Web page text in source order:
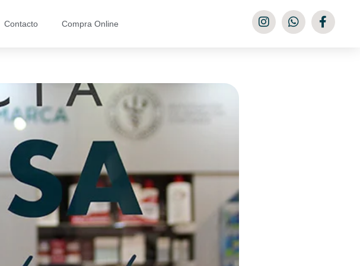
Contacto Compra Online